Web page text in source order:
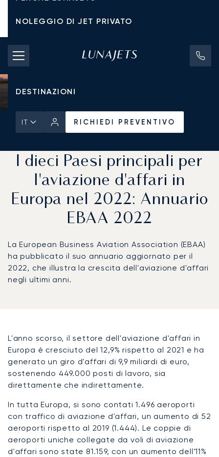
NOLEGGIO DI JET PRIVATO
TARIFFE DI NOLEGGIO
JET PRIVATI
DESTINAZIONI
IT
RICHIEDI PREVENTIVO
RICHIEDI PREVENTIVO
Pagina Iniziale Notizie e Approfondimenti
I dieci Paesi principali per
l'aviazione d'affari in
Europa nel 2022: Annuario
EBAA 2022
La European Business Aviation Association (EBAA)
ha pubblicato il suo annuario aggiornato per il
2022, che illustra la crescita dell'aviazione d'affari
negli ultimi anni.
L'anno scorso, il settore dell'aviazione d'affari in
Europa è cresciuto del 12,9% rispetto al 2021 e ha
generato un giro d'affari di 9,9 miliardi di euro,
sostenendo 449.000 posti di lavoro, sia
direttamente che indirettamente.
In tutta Europa, si sono contati 1.496 aeroporti
con traffico di aviazione d'affari, un aumento di 52
aeroporti rispetto al 2019 (1.444). Le coppie di
aeroporti uniche collegate da voli di aviazione
d'affari sono state 81.159, con un aumento dell'11%